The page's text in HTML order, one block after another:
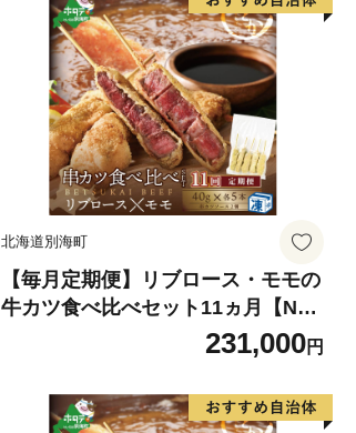
北海道別海町
【毎月定期便】リブロース・モモの
牛カツ食べ比べセット11ヵ月【ND
M110095】（串あげ処のどか）
231,000円